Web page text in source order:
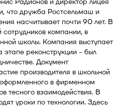
что дружба Ростсельмаш и
насчитывает почти 90 лет. В
компании, в
школы. Компания выступает
реконструкции - был
Документ
производителя в школьной
в фирменном
тесного взаимодействия. В
уроки по технологии. Здесь